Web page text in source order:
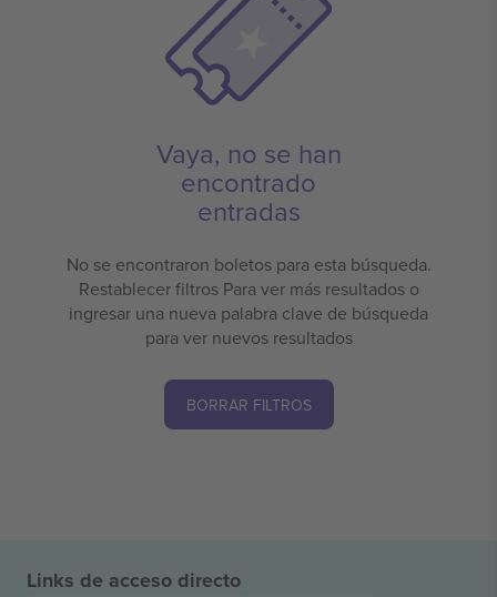
Vaya, no se han
encontrado
entradas
No se encontraron boletos para esta búsqueda.
Restablecer filtros Para ver más resultados o
ingresar una nueva palabra clave de búsqueda
para ver nuevos resultados
BORRAR FILTROS
Links de acceso directo